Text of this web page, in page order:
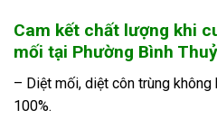
Cam kết chất lượng khi
mối tại Phường Bình
– Diệt mối, diệt côn trùng không
100%.